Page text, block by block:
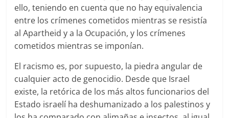
ello, teniendo en cuenta que no hay equivalencia
entre los crímenes cometidos mientras se resistía
al Apartheid y a la Ocupación, y los crímenes
cometidos mientras se imponían.
El racismo es, por supuesto, la piedra angular de
cualquier acto de genocidio. Desde que Israel
existe, la retórica de los más altos funcionarios del
Estado israelí ha deshumanizado a los palestinos y